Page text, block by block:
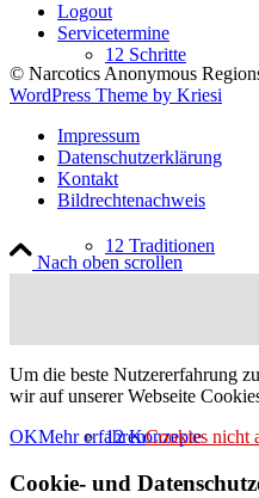
12 Schritte
12 Traditionen
12 Konzepte
Logout
Servicetermine
© Narcotics Anonymous
WordPress Theme by Kriesi
Impressum
Datenschutzerklärung
Kontakt
Bildrechtenachweis
Nach oben scrollen
Um die beste Nutzererfahrung
wir auf unserer Webseite
OKMehr erfahrenCookies nicht
Cookie- und